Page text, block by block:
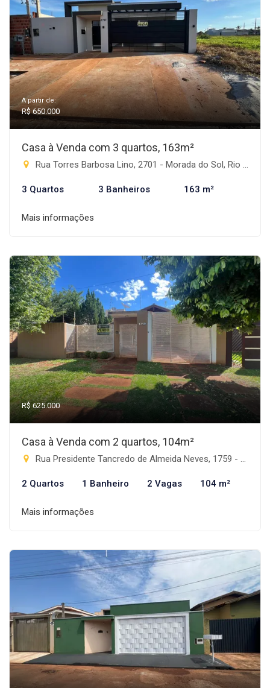
A partir de:
R$ 650.000
Casa à Venda com 3 quartos, 163m²
Rua Torres Barbosa Lino, 2701 - Morada do Sol, Rio Brilhante-MS
3 Quartos 3 Banheiros 163 m²
Mais informações
R$ 625.000
Casa à Venda com 2 quartos, 104m²
Rua Presidente Tancredo de Almeida Neves, 1759 - Progresso, Rio Brilhante-MS
2 Quartos 1 Banheiro 2 Vagas 104 m²
Mais informações